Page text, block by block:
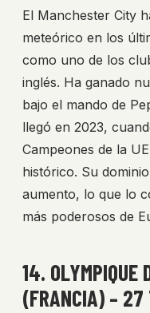
El Manchester City
meteórico en los
como uno de los
inglés. Ha ganado
bajo el mando de
llegó en 2023,
Campeones de la
histórico. Su
aumento, lo que lo
más poderosos de
14. OLYMPIQUE
(FRANCIA) – 27